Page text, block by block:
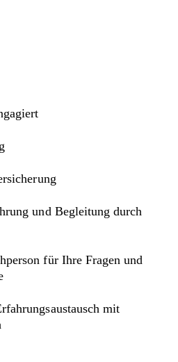
und Begleitung durch
für Ihre Fragen und
mit